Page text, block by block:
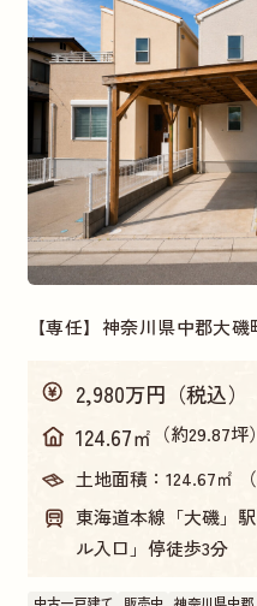
【専任】神奈川県中郡大
2,980万円（税込）
124.67㎡ （約29.87坪）
土地面積：124.67㎡ （
東海道本線「大磯」
ル入口」停徒歩3分